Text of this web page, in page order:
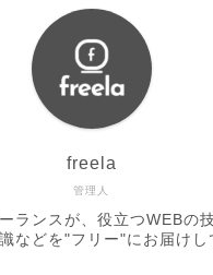
管理人
freela
ランスが、役立つWEBの
などを"フリー"にお届けし